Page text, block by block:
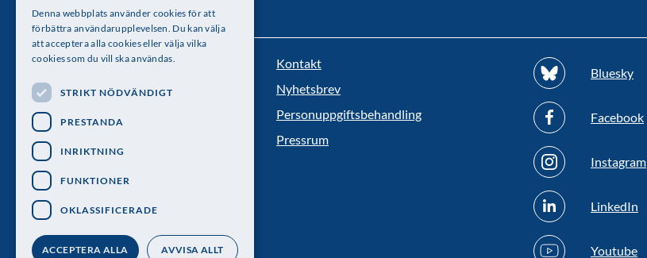
Kungl. Vetenskapsakademien
Besöksadress: Lilla Frescativägen 4A
Telefon: 08-673 95 00
Kontakt
Nyhetsbrev
Personuppgiftsbehandling
Pressrum
Bluesky
Facebook
Instagram
LinkedIn
Youtube
Denna webbplats använder cookies för att
förbättra användarupplevelsen. Du kan välja
att acceptera alla cookies eller välja vilka
cookies som du vill ska användas.
STRIKT NÖDVÄNDIGT
PRESTANDA
INRIKTNING
FUNKTIONER
OKLASSIFICERADE
ACCEPTERA ALLA AVVISA ALLT